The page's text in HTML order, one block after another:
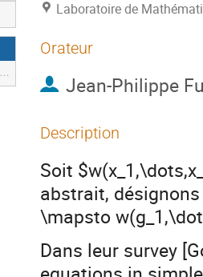
Laboratoire de
Orateur
Jean-Philippe
Description
Soit
abstrait,
\mapsto
Dans leur survey